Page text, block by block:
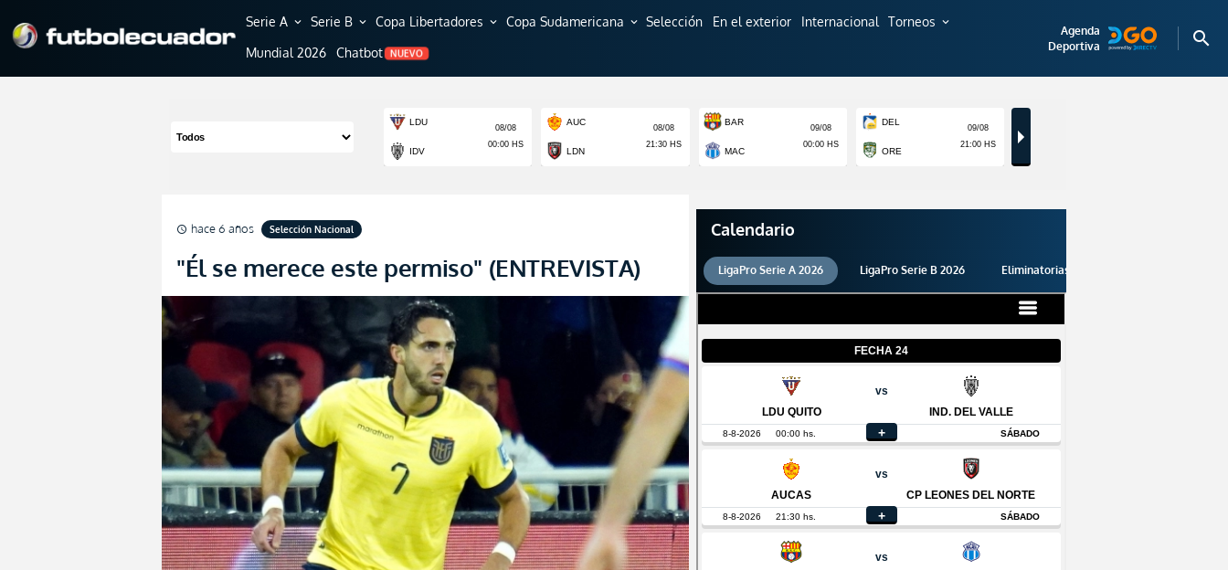
Serie A expand_more Serie B expand_more Copa Libertadores expand_more Copa Sudamericana expand_more Selección En el exterior Internacional Torneos expand_more
Mundial 2026 Chatbot NUEVO
Agenda
Deportiva
search
schedule hace 6 años Selección Nacional
"Él se merece este permiso" (ENTREVISTA)
Calendario
LigaPro Serie A 2026 LigaPro Serie B 2026 Eliminatorias 2026